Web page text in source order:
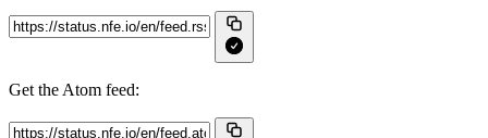
Get the Atom feed: